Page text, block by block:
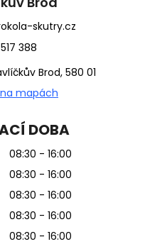
skutry.cz
388
Brod, 580 01
mapách
DOBA
08:30 - 16:00
08:30 - 16:00
08:30 - 16:00
08:30 - 16:00
08:30 - 16:00